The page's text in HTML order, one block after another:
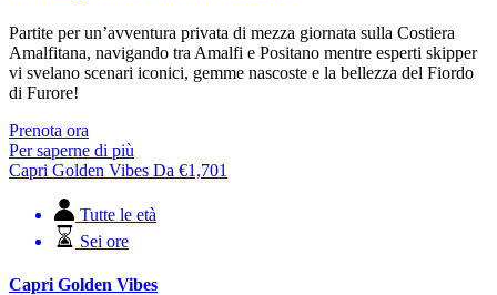
Partite per un’avventura privata di mezza giornata sulla Costiera
Amalfitana, navigando tra Amalfi e Positano mentre esperti skipper
vi svelano scenari iconici, gemme nascoste e la bellezza del Fiordo
di Furore!
Prenota ora
Per saperne di più
Capri Golden Vibes Da €1,701
Tutte le età
Sei ore
Capri Golden Vibes